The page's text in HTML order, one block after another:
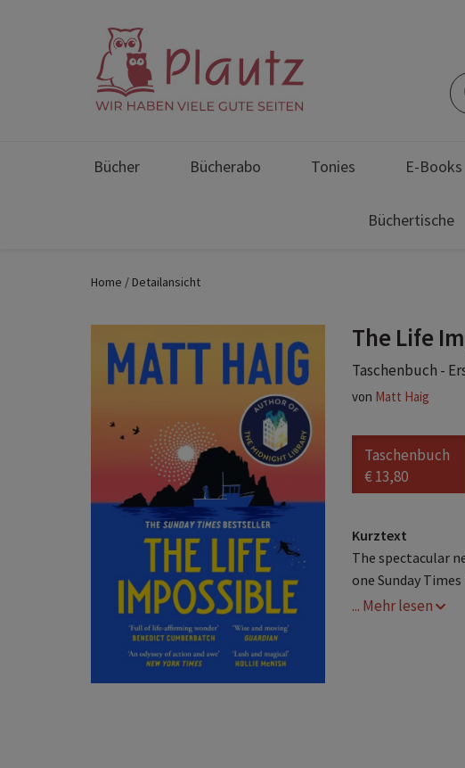
Bücher Bücherabo Tonies E-Books
Büchertische
Home Detailansicht
The Life
Taschenbuch -
von Matt Haig
Taschenbuch
€ 13,80
Kurztext
The spectacular
one Sunday
... Mehr lesen